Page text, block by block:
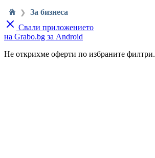
❯
За бизнеса
Свали приложението
на Grabo.bg за Android
Не открихме оферти по избраните филтри.